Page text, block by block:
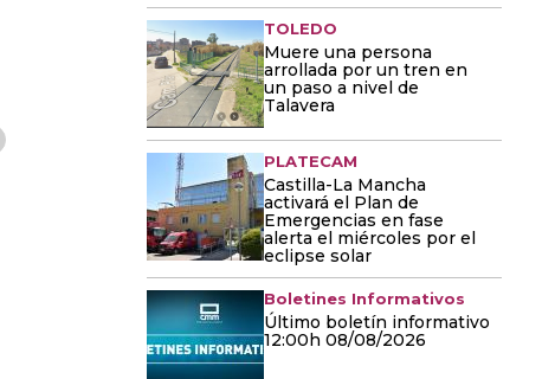
TOLEDO
Muere una persona
arrollada por un tren en
un paso a nivel de
Talavera
PLATECAM
Castilla-La Mancha
activará el Plan de
Emergencias en fase
alerta el miércoles por el
eclipse solar
Boletines Informativos
Último boletín informativo
12:00h 08/08/2026